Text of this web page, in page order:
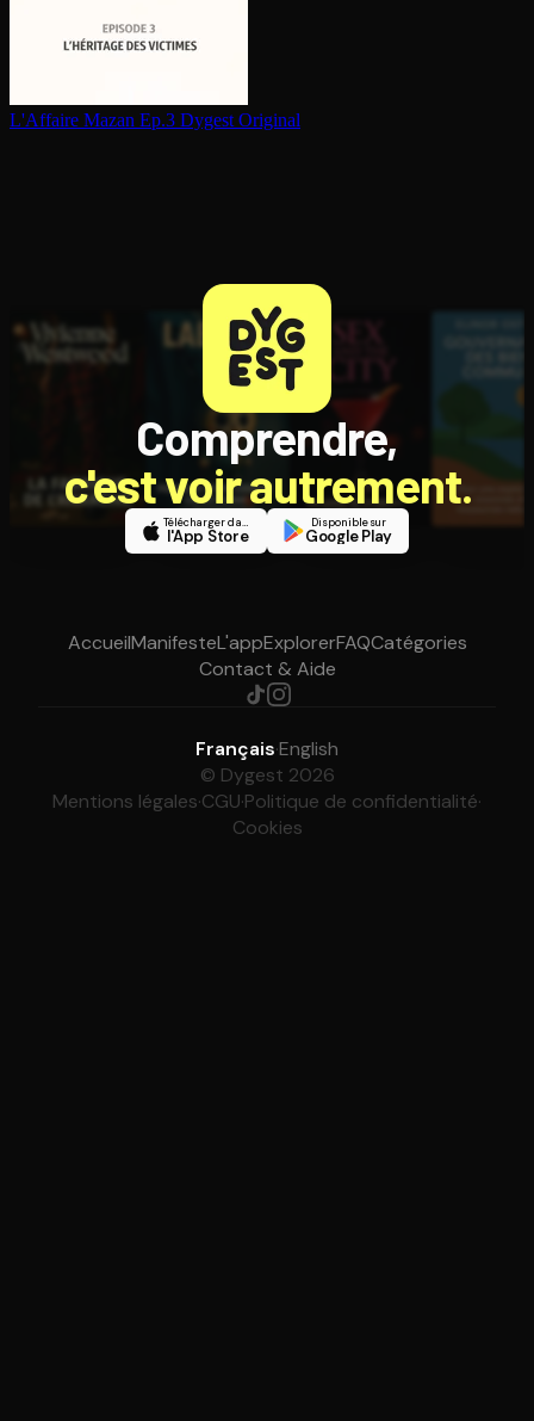
L'Affaire Mazan Ep.3 Dygest Original
Comprendre,
c'est voir autrement.
Télécharger dans
l'App Store
Disponible sur
Google Play
AccueilManifesteL'appExplorerFAQCatégories
Contact & Aide
Français·English
© Dygest 2026
Mentions légales·CGU·Politique de confidentialité·
Cookies